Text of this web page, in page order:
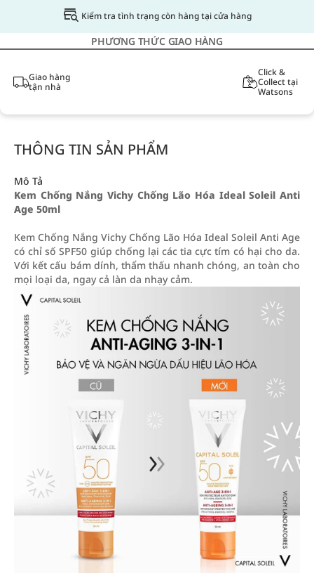
Kiểm tra tình trạng còn hàng tại cửa hàng
PHƯƠNG THỨC GIAO HÀNG
Giao hàng
tận nhà
Click &
Collect tại
Watsons
THÔNG TIN SẢN PHẨM
Mô Tả
Kem Chống Nắng Vichy Chống Lão Hóa Ideal Soleil Anti
Age 50ml
Kem Chống Nắng Vichy Chống Lão Hóa Ideal Soleil Anti Age
có chỉ số SPF50 giúp chống lại các tia cực tím có hại cho da.
Với kết cấu bám dính, thẩm thấu nhanh chóng, an toàn cho
mọi loại da, ngay cả làn da nhạy cảm.